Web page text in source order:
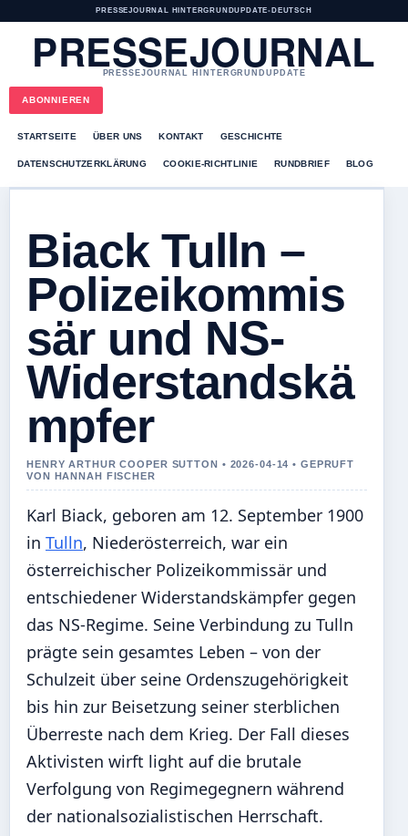
PRESSEJOURNAL HINTERGRUNDUPDATE• DEUTSCH
PRESSEJOURNAL
PRESSEJOURNAL HINTERGRUNDUPDATE
ABONNIEREN
STARTSEITE ÜBER UNS KONTAKT GESCHICHTE
DATENSCHUTZERKLÄRUNG COOKIE-RICHTLINIE RUNDBRIEF BLOG
Biack Tulln –
Polizeikommis
sär und NS-
Widerstandskä
mpfer
HENRY ARTHUR COOPER SUTTON • 2026-04-14 • GEPRUFT
VON HANNAH FISCHER
Karl Biack, geboren am 12. September 1900
in Tulln, Niederösterreich, war ein
österreichischer Polizeikommissär und
entschiedener Widerstandskämpfer gegen
das NS-Regime. Seine Verbindung zu Tulln
prägte sein gesamtes Leben – von der
Schulzeit über seine Ordenszugehörigkeit
bis hin zur Beisetzung seiner sterblichen
Überreste nach dem Krieg. Der Fall dieses
Aktivisten wirft light auf die brutale
Verfolgung von Regimegegnern während
der nationalsozialistischen Herrschaft.